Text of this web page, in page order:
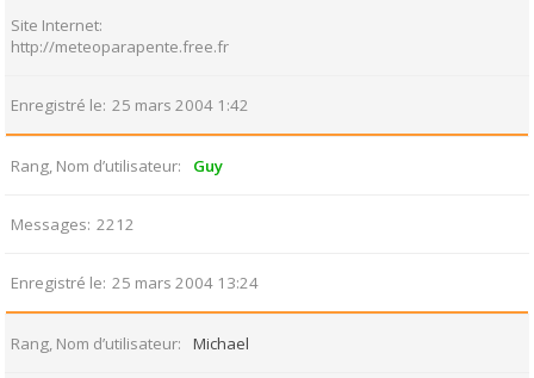
Site Internet
http://meteoparapente.free.fr
Enregistré le 25 mars 2004 1:42
Rang, Nom d’utilisateur Guy
Messages 2212
Enregistré le 25 mars 2004 13:24
Rang, Nom d’utilisateur Michael